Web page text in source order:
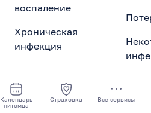
Календарь
питомца
Страховка Все сервисы
воспаление
Хроническая
инфекция